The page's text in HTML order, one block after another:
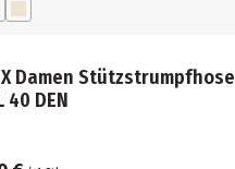
Damen Stützstrumpfhose
40 DEN